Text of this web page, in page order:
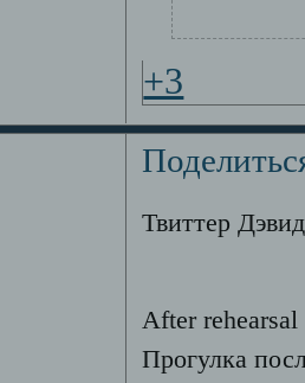
+3
Твиттер
After
Прогулка